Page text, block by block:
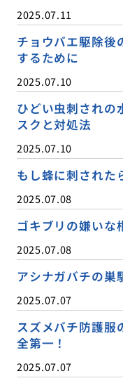
2025.07.11
チョウバエ駆除後
するために
2025.07.10
ひどい虫刺されの
スクと対処法
2025.07.10
もし蜂に刺された
2025.07.08
ゴキブリの嫌いな
2025.07.08
アシナガバチの巣
2025.07.07
スズメバチ防護服
全第一！
2025.07.07